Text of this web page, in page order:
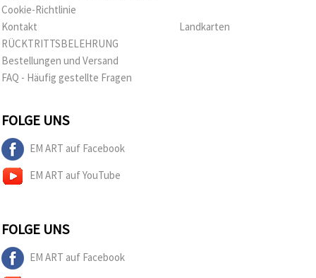
Cookie-Richtlinie
Kontakt
RÜCKTRITTSBELEHRUNG
Bestellungen und Versand
FAQ - Häufig gestellte Fragen
Landkarten
FOLGE UNS
EM ART auf Facebook
EM ART auf YouTube
FOLGE UNS
EM ART auf Facebook